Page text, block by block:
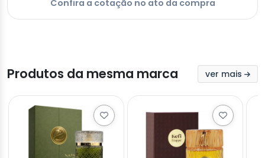
Confira a cotação no ato da compra
Produtos da mesma marca ver mais